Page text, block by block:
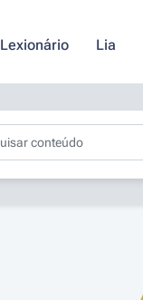
Lexionário Lia